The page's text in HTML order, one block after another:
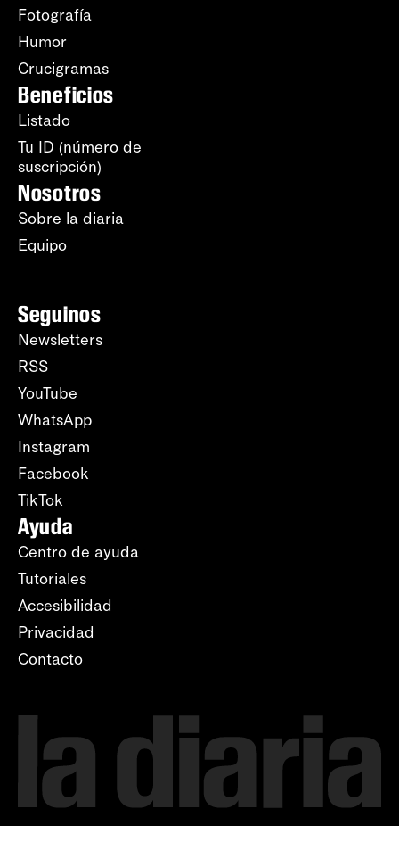
Fotografía
Humor
Crucigramas
Beneficios
Listado
Tu ID (número de
suscripción)
Nosotros
Sobre la diaria
Equipo
Seguinos
Newsletters
RSS
YouTube
WhatsApp
Instagram
Facebook
TikTok
Ayuda
Centro de ayuda
Tutoriales
Accesibilidad
Privacidad
Contacto